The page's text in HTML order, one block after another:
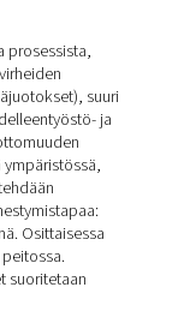
ja
virheiden
sekä